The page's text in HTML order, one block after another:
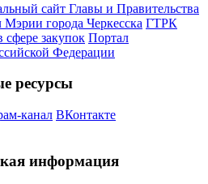
сайт Главы и Правительства
города Черкесска ГТРК
закупок Портал
Федерации
ресурсы
канал ВКонтакте
информация